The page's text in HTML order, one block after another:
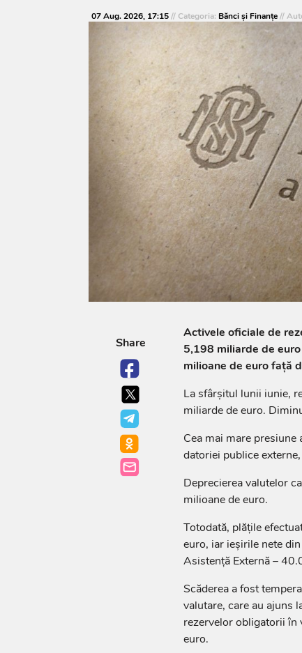
07 Aug. 2026, 17:15// Categoria: Bănci şi Finanţe//
Share
Activele oficiale de
5,198 miliarde de
milioane de euro față
La sfârșitul lunii iunie,
miliarde de euro.
Cea mai mare
datoriei publice
Deprecierea valutelor
milioane de euro.
Totodată, plățile
euro, iar ieșirile nete
Asistență Externă –
Scăderea a fost
valutare, care au ajuns
rezervelor obligatorii în
euro.